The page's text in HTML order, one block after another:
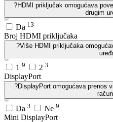
?HDMI priključak omogućava
drugim
Da 13
Broj HDMI priključaka
?Više HDMI priključaka
1 9 2 3
DisplayPort
?DisplayPort omogućava prenos
Da 3 Ne 9
Mini DisplayPort